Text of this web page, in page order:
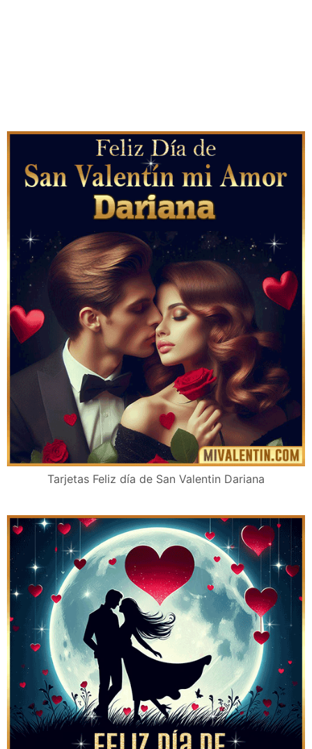
Tarjetas Feliz día de San Valentin Dariana